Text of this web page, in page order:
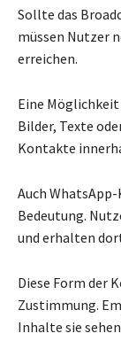
Sollte das
müssen Nutzer
erreichen.
Eine
Bilder, Texte
Kontakte
Auch
Bedeutung.
und erhalten
Diese Form der
Zustimmung.
Inhalte sie